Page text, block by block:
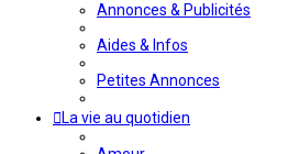
Annonces & Publicités
Aides & Infos
Petites Annonces
La vie au quotidien